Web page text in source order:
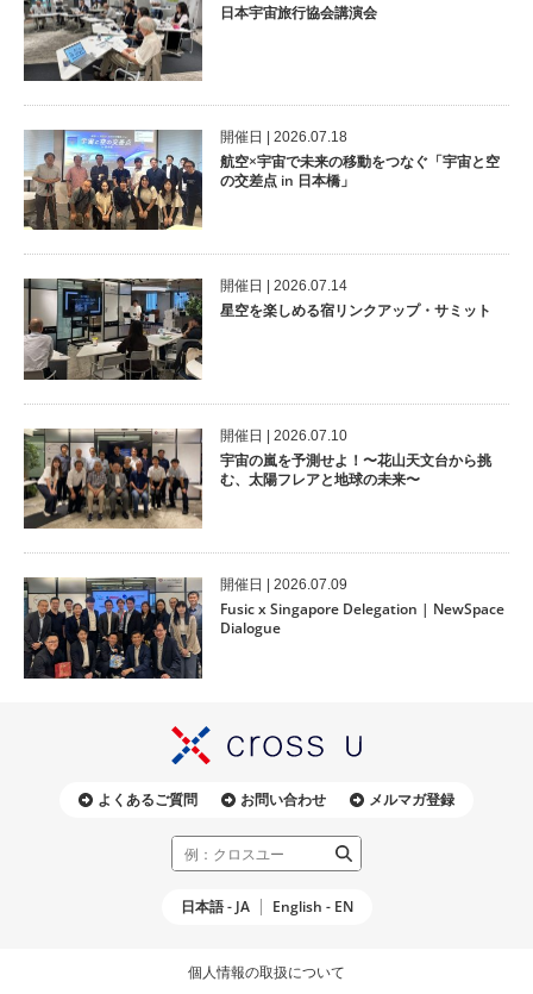
日本宇宙旅行協会講演会
開催⽇ | 2026.07.18
航空×宇宙で未来の移動をつなぐ「宇宙と空
の交差点 in 日本橋」
開催⽇ | 2026.07.14
星空を楽しめる宿リンクアップ・サミット
開催⽇ | 2026.07.10
宇宙の嵐を予測せよ！〜花山天文台から挑
む、太陽フレアと地球の未来〜
開催⽇ | 2026.07.09
Fusic x Singapore Delegation | NewSpace
Dialogue
よくあるご質問 お問い合わせ メルマガ登録
日本語 - JA English - EN
個人情報の取扱について